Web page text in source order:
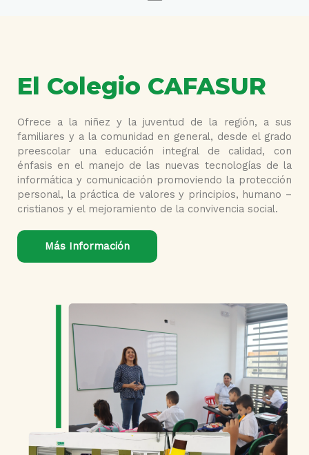
El Colegio CAFASUR
Ofrece a la niñez y la juventud de la región, a sus
familiares y a la comunidad en general, desde el grado
preescolar una educación integral de calidad, con
énfasis en el manejo de las nuevas tecnologías de la
informática y comunicación promoviendo la protección
personal, la práctica de valores y principios, humano –
cristianos y el mejoramiento de la convivencia social.
Más Información